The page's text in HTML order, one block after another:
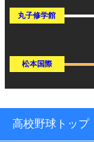
丸子修学館
松本国際
高校野球トップ